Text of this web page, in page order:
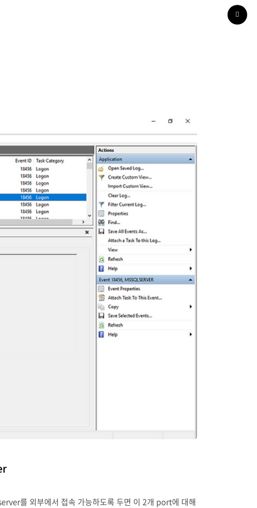
를 외부에서 접속 가능하도록 두면 이 2개 port에 대해